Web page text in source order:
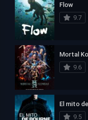
Flow
9.7
Mortal
9.6
El mito
9.5